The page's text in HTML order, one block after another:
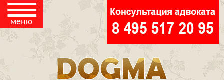
КОНТАКТЫ
ЮРИДИЧЕСКИЕ
СТАТЬИ
☰
меню